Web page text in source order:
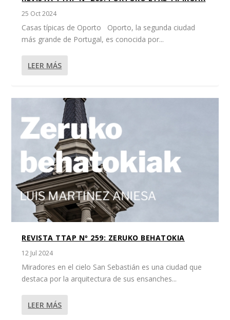
25 Oct 2024
Casas típicas de Oporto Oporto, la segunda ciudad
más grande de Portugal, es conocida por...
LEER MÁS
REVISTA TTAP Nº 259: ZERUKO BEHATOKIA
12 Jul 2024
Miradores en el cielo San Sebastián es una ciudad que
destaca por la arquitectura de sus ensanches...
LEER MÁS